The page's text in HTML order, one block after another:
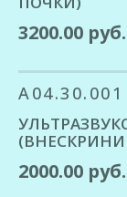
3200.00 руб.
A04.30.001
2000.00 руб.